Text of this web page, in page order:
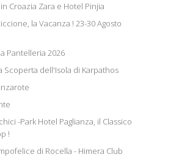
Croazia Zara e Hotel Pinjia
la Vacanza ! 23-30 Agosto
Pantelleria 2026
Scoperta dell'Isola di Karpathos
-Park Hotel Paglianza, il Classico
!
di Rocella - Himera Club